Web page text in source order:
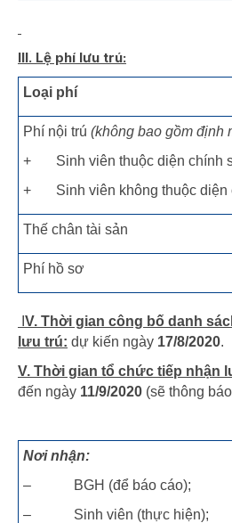
III. Lệ phí lưu trú:
Loại phí
Phí nội trú (không bao gồm định
+ Sinh viên thuộc diện chính
+ Sinh viên không thuộc diện
Thế chân tài sản
Phí hồ sơ
V. Thời gian công bố danh
lưu trú: dự kiến ngày 17/8/2020.
V. Thời gian tổ chức tiếp nhận
đến ngày 11/9/2020 (sẽ thông
Nơi nhận:
– BGH (để báo cáo);
– Sinh viên (thực hiện);